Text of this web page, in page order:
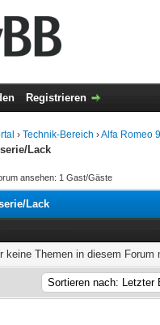
Registrieren
› Technik-Bereich ›Alfa Romeo
Lack
ansehen: 1 Gast/Gäste
Lack
keine Themen in diesem